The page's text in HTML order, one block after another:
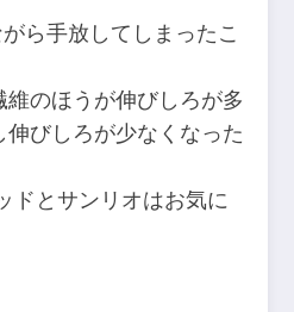
ら手放してしまったこ
のほうが伸びしろが多
びしろが少なくなった
ドとサンリオはお気に